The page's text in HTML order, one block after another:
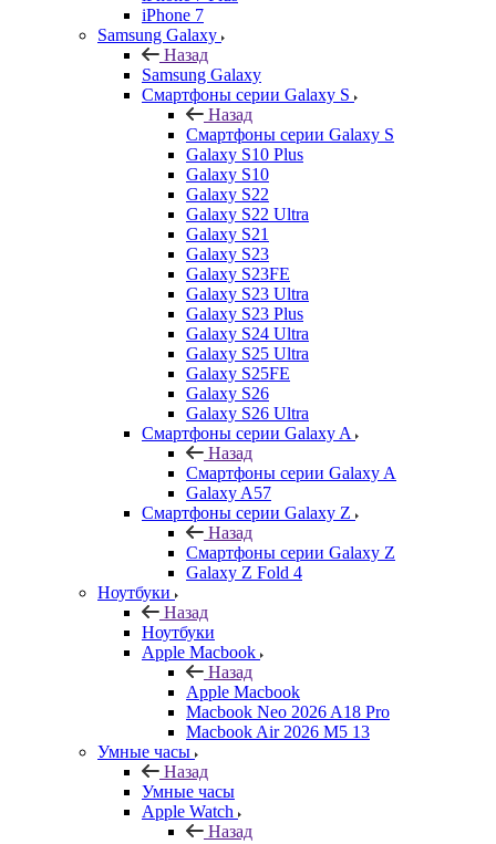
iPhone 7
Samsung Galaxy
Назад
Samsung Galaxy
Смартфоны серии Galaxy S
Назад
Смартфоны серии Galaxy S
Galaxy S10 Plus
Galaxy S10
Galaxy S22
Galaxy S22 Ultra
Galaxy S21
Galaxy S23
Galaxy S23FE
Galaxy S23 Ultra
Galaxy S23 Plus
Galaxy S24 Ultra
Galaxy S25 Ultra
Galaxy S25FE
Galaxy S26
Galaxy S26 Ultra
Смартфоны серии Galaxy A
Назад
Смартфоны серии Galaxy A
Galaxy A57
Смартфоны серии Galaxy Z
Назад
Смартфоны серии Galaxy Z
Galaxy Z Fold 4
Ноутбуки
Назад
Ноутбуки
Apple Macbook
Назад
Apple Macbook
Macbook Neo 2026 A18 Pro
Macbook Air 2026 M5 13
Умные часы
Назад
Умные часы
Apple Watch
Назад